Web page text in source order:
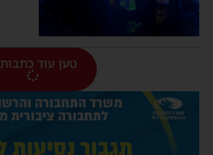
טען עוד כתבות